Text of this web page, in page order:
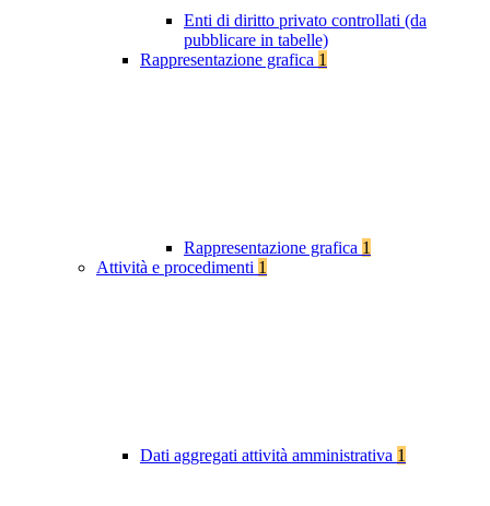
Enti di diritto privato controllati (da
pubblicare in tabelle)
Rappresentazione grafica 1
Rappresentazione grafica 1
Attività e procedimenti 1
Dati aggregati attività amministrativa 1